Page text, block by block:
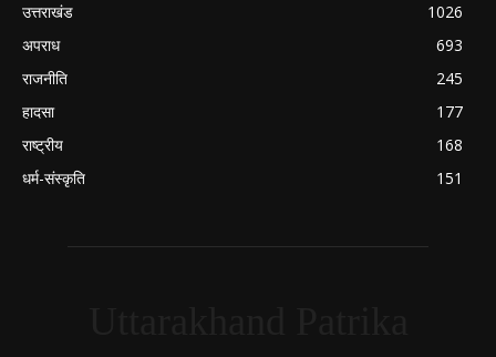
उत्तराखंड
1026
अपराध
693
राजनीति
245
हादसा
177
राष्ट्रीय
168
धर्म-संस्कृति
151